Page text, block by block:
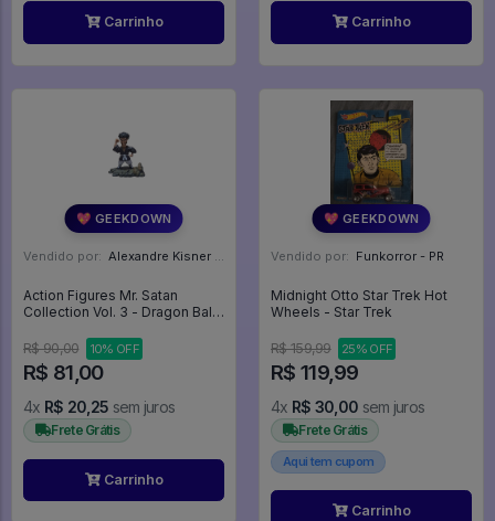
Carrinho Carrinho
💖 GEEKDOWN
Vendido por: Alexandre Kisner - PR
Action Figures Mr. Satan
Collection Vol. 3 - Dragon Ball
R$ 90,00
10% OFF
R$ 81,00
4x R$ 20,25 sem juros
Frete Grátis
Carrinho
💖 GEEKDOWN
Vendido por: Funkorror - PR
Midnight Otto Star Trek Hot
Wheels - Star Trek
R$ 159,99 25% OFF
R$ 119,99
4x R$ 30,00 sem juros
Frete Grátis
Aqui tem cupom
Carrinho